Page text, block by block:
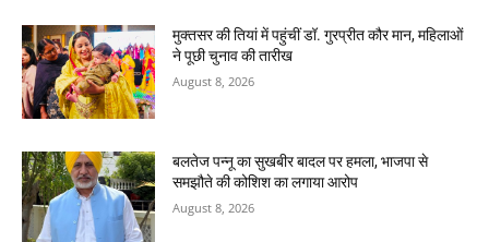
मुक्तसर की तियां में पहुंचीं डॉ. गुरप्रीत कौर मान, महिलाओं
ने पूछी चुनाव की तारीख
August 8, 2026
बलतेज पन्नू का सुखबीर बादल पर हमला, भाजपा से
समझौते की कोशिश का लगाया आरोप
August 8, 2026